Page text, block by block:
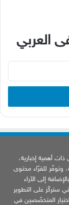
العربي
أهمية إخبارية،
وتوفّر للقرّاء محتوى
إلى الآراء
ستركّز على التطوير
المتخصّصين في